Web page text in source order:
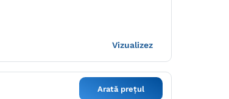
Vizualizez
Arată prețul